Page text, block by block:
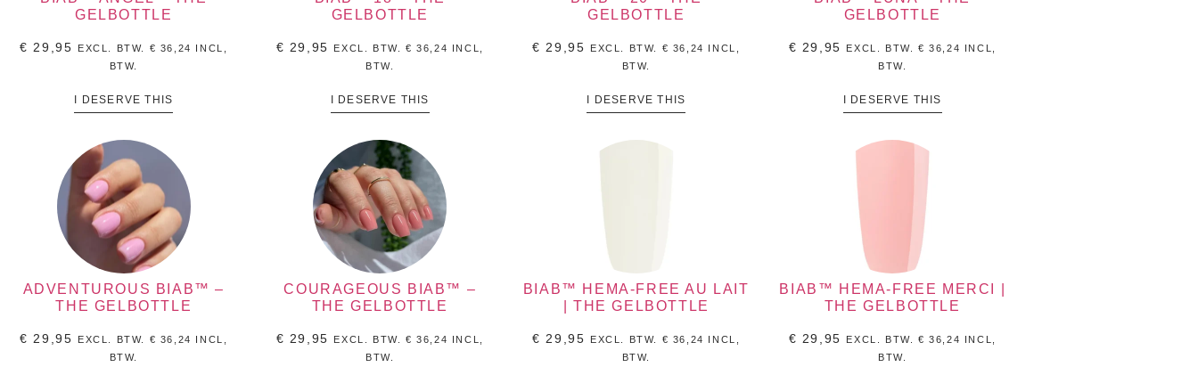
GELBOTTLE
€ 29,95 EXCL. BTW. € 36,24 INCL,
BTW.
I DESERVE THIS
GELBOTTLE
€ 29,95 EXCL. BTW.€ 36,24 INCL,
BTW.
I DESERVE THIS
GELBOTTLE
€ 29,95 EXCL. BTW. € 36,24 INCL,
BTW.
I DESERVE THIS
GELBOTTLE
€ 29,95 EXCL. BTW.€ 36,24 INCL,
BTW.
I DESERVE THIS
ADVENTUROUS BIAB™ –
THE GELBOTTLE
€ 29,95 EXCL. BTW. € 36,24 INCL,
BTW.
COURAGEOUS BIAB™ –
THE GELBOTTLE
€ 29,95 EXCL. BTW.€ 36,24 INCL,
BTW.
BIAB™ HEMA-FREE AU LAIT
| THE GELBOTTLE
€ 29,95 EXCL. BTW. € 36,24 INCL,
BTW.
BIAB™ HEMA-FREE MERCI |
THE GELBOTTLE
€ 29,95 EXCL. BTW.€ 36,24 INCL,
BTW.